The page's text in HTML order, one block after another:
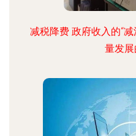
减税降费 政府收入的“
量发展